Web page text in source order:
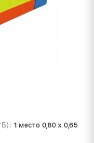
1 место 0,80 х 0,65